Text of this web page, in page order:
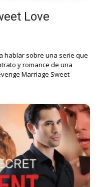
Love
hablar sobre una serie que
y romance de una
Marriage Sweet